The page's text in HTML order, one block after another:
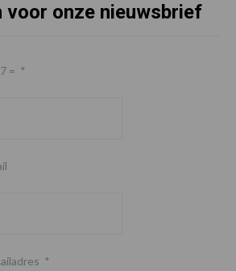
voor onze nieuwsbrief
= *
*